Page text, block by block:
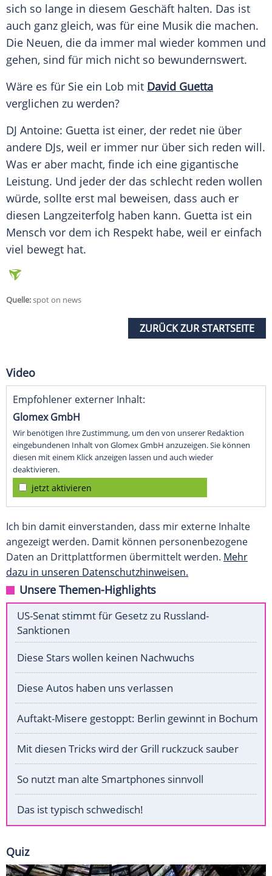
sich so lange in diesem Geschäft halten. Das ist
auch ganz gleich, was für eine Musik die machen.
Die Neuen, die da immer mal wieder kommen und
gehen, sind für mich nicht so bewundernswert.
Wäre es für Sie ein Lob mit David Guetta
verglichen zu werden?
DJ Antoine: Guetta ist einer, der redet nie über
andere DJs, weil er immer nur über sich reden will.
Was er aber macht, finde ich eine gigantische
Leistung. Und jeder der das schlecht reden wollen
würde, sollte erst mal beweisen, dass auch er
diesen Langzeiterfolg haben kann. Guetta ist ein
Mensch vor dem ich Respekt habe, weil er einfach
viel bewegt hat.
Quelle:spot on news
ZURÜCK ZUR STARTSEITE
Video
Empfohlener externer Inhalt:
Glomex GmbH
Wir benötigen Ihre Zustimmung, um den von unserer Redaktion
eingebundenen Inhalt von Glomex GmbH anzuzeigen. Sie können
diesen mit einem Klick anzeigen lassen und auch wieder
deaktivieren.
jetzt aktivieren
Ich bin damit einverstanden, dass mir externe Inhalte
angezeigt werden. Damit können personenbezogene
Daten an Drittplattformen übermittelt werden. Mehr
dazu in unseren Datenschutzhinweisen.
Unsere Themen-Highlights
US-Senat stimmt für Gesetz zu Russland-
Sanktionen
Diese Stars wollen keinen Nachwuchs
Diese Autos haben uns verlassen
Auftakt-Misere gestoppt: Berlin gewinnt in Bochum
Mit diesen Tricks wird der Grill ruckzuck sauber
So nutzt man alte Smartphones sinnvoll
Das ist typisch schwedisch!
Quiz